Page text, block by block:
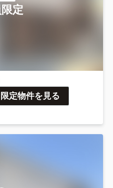
定
定物件を見る